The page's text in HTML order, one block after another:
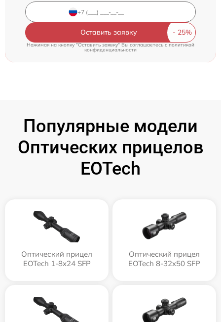
Оставить заявку
Нажимая на кнопку "Оставить заявку" Вы соглашаетесь c политикой
конфиденциальности
Популярные модели
Оптических прицелов
EOTech
Оптический прицел
EOTech 1-8x24 SFP
Оптический прицел
EOTech 8-32x50 SFP